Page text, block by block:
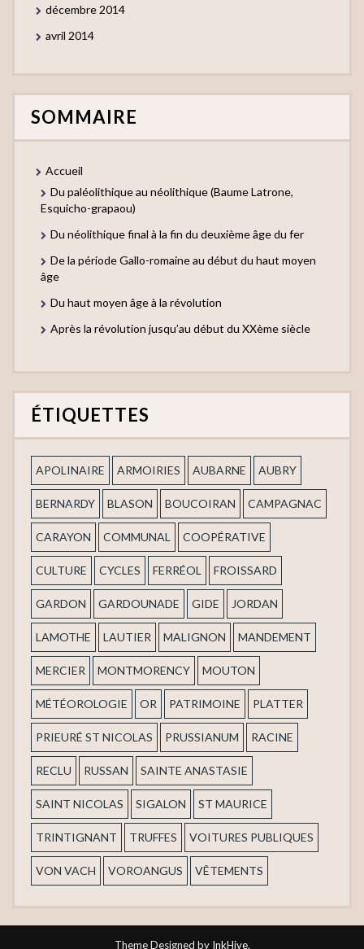
décembre 2014
avril 2014
SOMMAIRE
Accueil
Du paléolithique au néolithique (Baume Latrone,
Esquicho-grapaou)
Du néolithique final à la fin du deuxième âge du fer
De la période Gallo-romaine au début du haut moyen
âge
Du haut moyen âge à la révolution
Après la révolution jusqu’au début du XXème siècle
ÉTIQUETTES
APOLINAIRE ARMOIRIES AUBARNE AUBRY
BERNARDY BLASON BOUCOIRAN CAMPAGNAC
CARAYON COMMUNAL COOPÉRATIVE
CULTURE CYCLES FERRÉOL FROISSARD
GARDON GARDOUNADE GIDE JORDAN
LAMOTHE LAUTIER MALIGNON MANDEMENT
MERCIER MONTMORENCY MOUTON
MÉTÉOROLOGIE OR PATRIMOINE PLATTER
PRIEURÉ ST NICOLAS PRUSSIANUM RACINE
RECLU RUSSAN SAINTE ANASTASIE
SAINT NICOLAS SIGALON ST MAURICE
TRINTIGNANT TRUFFES VOITURES PUBLIQUES
VON VACH VOROANGUS VÊTEMENTS
Theme Designed by InkHive.